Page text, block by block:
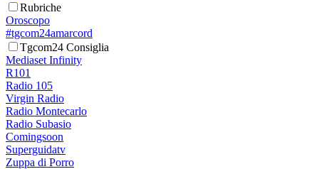
Rubriche
Oroscopo
#tgcom24amarcord
Tgcom24 Consiglia
Mediaset Infinity
R101
Radio 105
Virgin Radio
Radio Montecarlo
Radio Subasio
Comingsoon
Superguidatv
Zuppa di Porro